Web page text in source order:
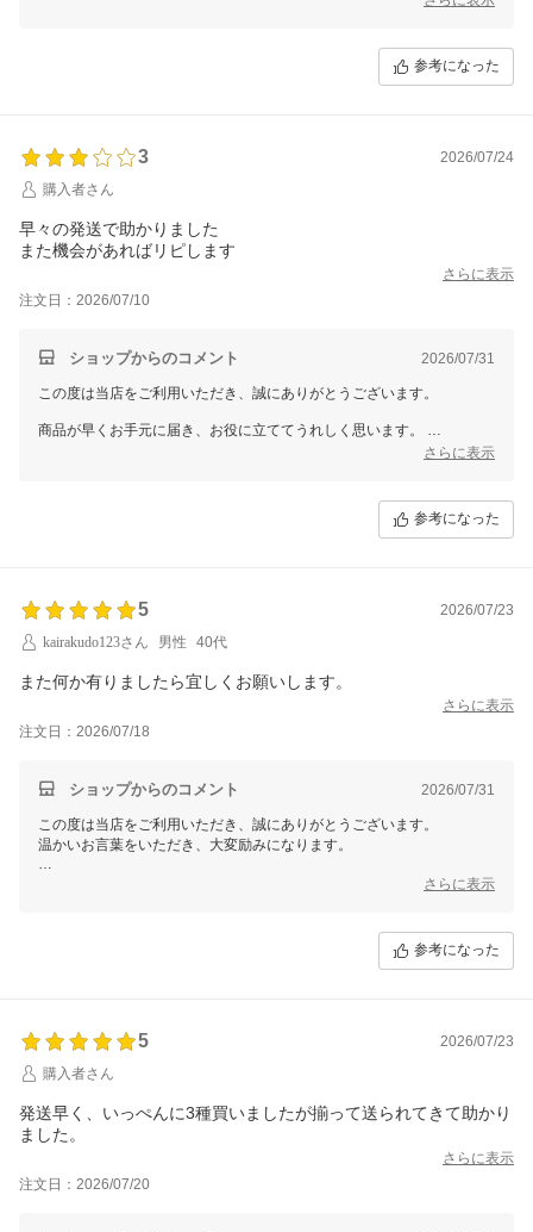
参考になった
3
2026/07/24
購入者さん
早々の発送で助かりました
また機会があればリピします
さらに表示
注文日：2026/07/10
ショップからのコメント 2026/07/31
この度は当店をご利用いただき、誠にありがとうございます。
商品が早くお手元に届き、お役に立ててうれしく思います。
さらに表示
参考になった
5
2026/07/23
kairakudo123さん
男性 40代
また何か有りましたら宜しくお願いします。
さらに表示
注文日：2026/07/18
ショップからのコメント 2026/07/31
この度は当店をご利用いただき、誠にありがとうございます。
温かいお言葉をいただき、大変励みになります。
また何かございましたら、ぜひお気軽にお声掛けください。さらに表示
参考になった
5
2026/07/23
購入者さん
発送早く、いっぺんに3種買いましたが揃って送られてきて助かり
ました。
さらに表示
注文日：2026/07/20